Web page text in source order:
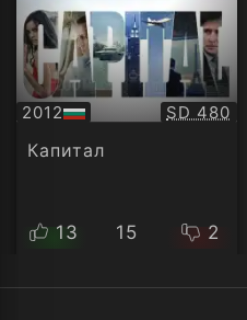
2012
БГ
аудио
Качество:
SD 480
Капитал
13 15 2